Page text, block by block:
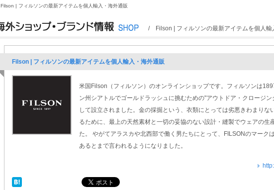
Filson | フィルソンの最新アイテムを個人輸入・海外通販
/ Filson | フィルソンの最新アイテムを個人輸
Filson | フィルソンの最新アイテムを個人輸入・海外通販
米国Filson（フィルソン）のオンラインショップです。フィルソンは
ン州シアトルでゴールドラッシュに挑むための"アウトドア・クロージン
して設立されました。金の採掘という、衣類にとっては劣悪きわまりな
るために、最上の天然素材と一切の妥協のない設計・縫製でウェアの生
た。 やがてアラスカや北西部で働く男たちにとって、FILSONのマーク
あるとまで言われるようになりました。